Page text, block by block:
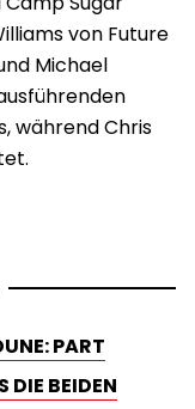
von Future
Michael
während Chris
PART
DIE BEIDEN